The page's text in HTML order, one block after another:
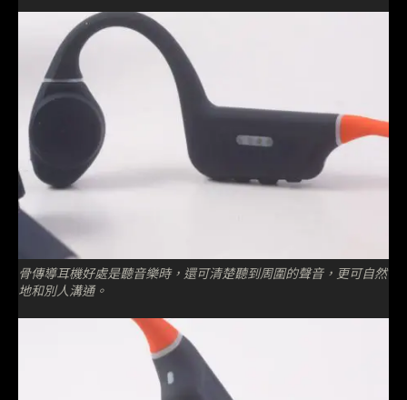
骨傳導耳機好處是聽音樂時，還可清楚聽到周圍的聲音，更可自然
地和別人溝通。